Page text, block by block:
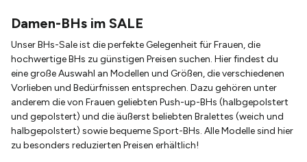
Damen-BHs im SALE
Unser BHs-Sale ist die perfekte Gelegenheit für Frauen, die
hochwertige BHs zu günstigen Preisen suchen. Hier findest du
eine große Auswahl an Modellen und Größen, die verschiedenen
Vorlieben und Bedürfnissen entsprechen. Dazu gehören unter
anderem die von Frauen geliebten Push-up-BHs (halbgepolstert
und gepolstert) und die äußerst beliebten Bralettes (weich und
halbgepolstert) sowie bequeme Sport-BHs. Alle Modelle sind hier
zu besonders reduzierten Preisen erhältlich!